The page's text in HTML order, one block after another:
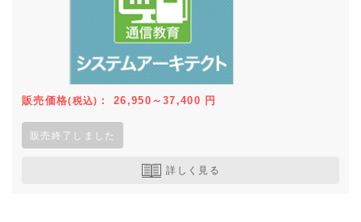
販売価格(税込) ：26,950～37,400 円
販売終了しました
詳しく見る